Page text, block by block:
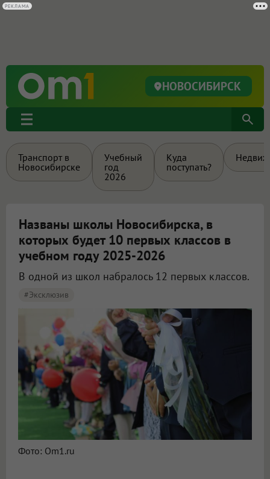
НОВОСИБИРСК
Транспорт в
Новосибирске
Учебный
год
2026
Куда
поступать?
Названы школы Новосибирска, в
которых будет 10 первых классов в
учебном году 2025-2026
В одной из школ набралось 12 первых классов.
#эксклюзив
Фото: Om1.ru